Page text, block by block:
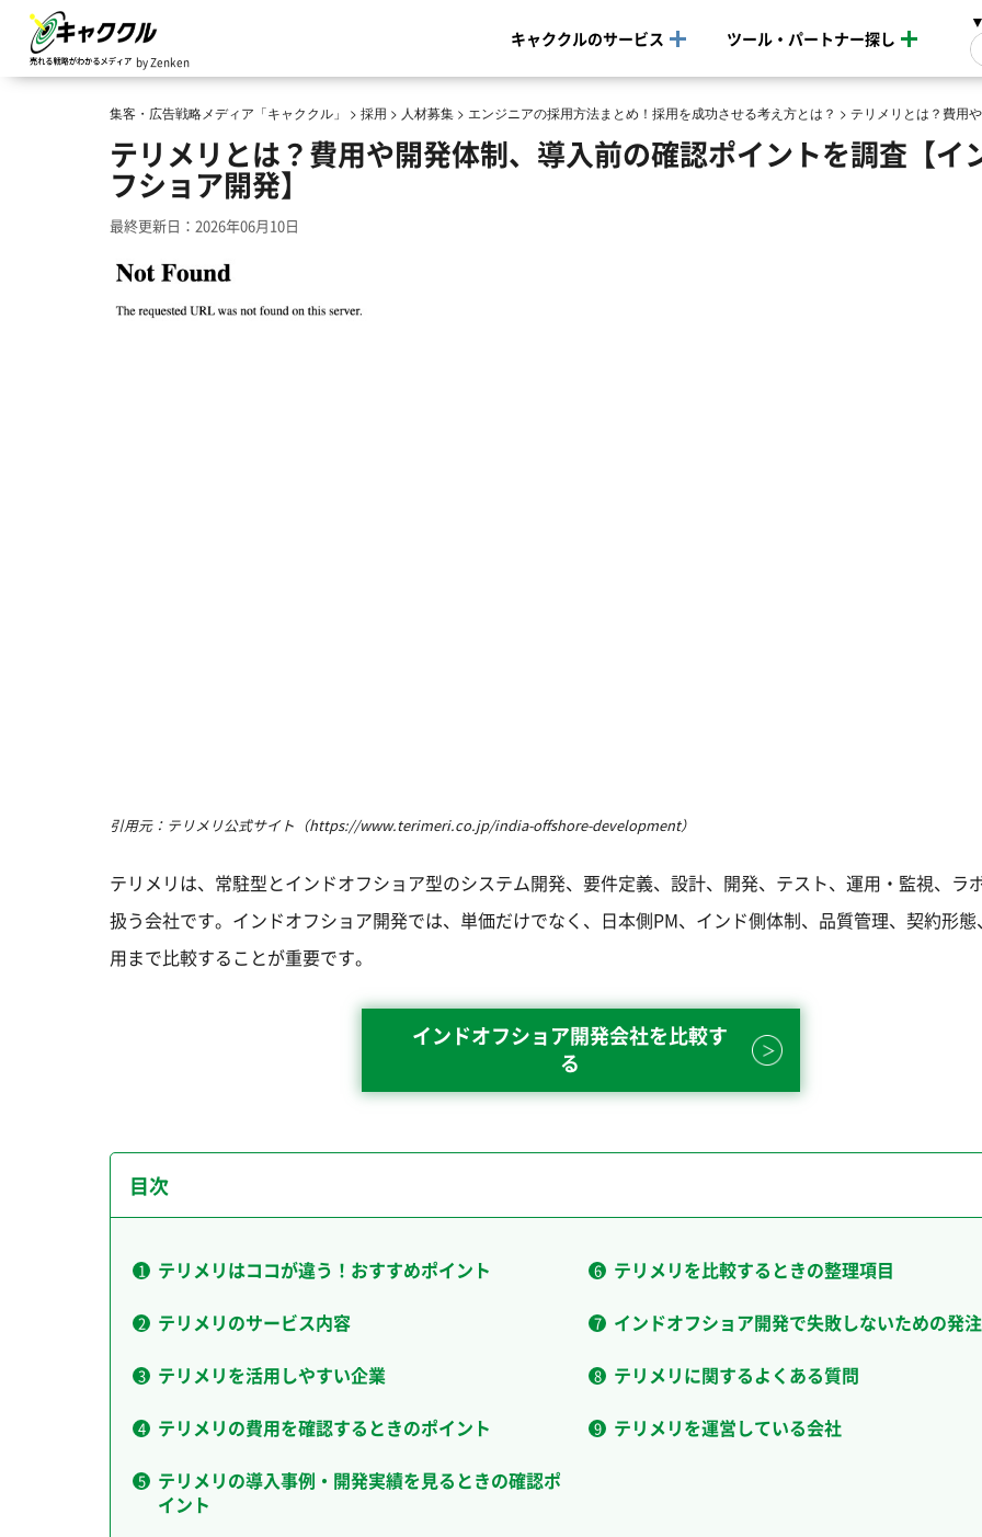
by Zenken
キャククルのサービス ツール・パートナー探し
集客・広告戦略メディア「キャククル」 > 採用 > 人材募集 > エンジニアの採用方法まとめ！採用を成功させる考え方とは？ > テリメリとは？費用
テリメリとは？費用や開発体制、導入前の確認ポイントを調査【イ
フショア開発】
最終更新日：2026年06月10日
引用元：テリメリ公式サイト（https://www.terimeri.co.jp/india-offshore-development）
テリメリは、常駐型とインドオフショア型のシステム開発、要件定義、設計、開発、テスト、運用・監視、ラ
扱う会社です。インドオフショア開発では、単価だけでなく、日本側PM、インド側体制、品質管理、契約形
用まで比較することが重要です。
インドオフショア開発会社を比較す
る
目次
テリメリはココが違う！おすすめポイント
テリメリのサービス内容
テリメリを活用しやすい企業
テリメリの費用を確認するときのポイント
テリメリの導入事例・開発実績を見るときの確認ポ
イント
テリメリを比較するときの整理項目
インドオフショア開発で失敗しないための発
テリメリに関するよくある質問
テリメリを運営している会社